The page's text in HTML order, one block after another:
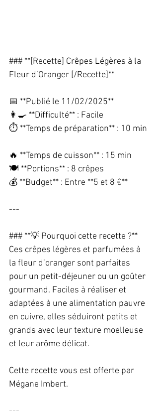
### **[Recette] Crêpes Légères à la
Fleur d’Oranger [/Recette]**
📅 **Publié le 11/02/2025**
👩‍🍳 **Difficulté** : Facile
⏱️ **Temps de préparation** : 10 min
🔥 **Temps de cuisson** : 15 min
🍽️ **Portions** : 8 crêpes
💰 **Budget** : Entre **5 et 8 €**
---
### **💡 Pourquoi cette recette ?**
Ces crêpes légères et parfumées à
la fleur d’oranger sont parfaites
pour un petit-déjeuner ou un goûter
gourmand. Faciles à réaliser et
adaptées à une alimentation pauvre
en cuivre, elles séduiront petits et
grands avec leur texture moelleuse
et leur arôme délicat.
Cette recette vous est offerte par
Mégane Imbert.